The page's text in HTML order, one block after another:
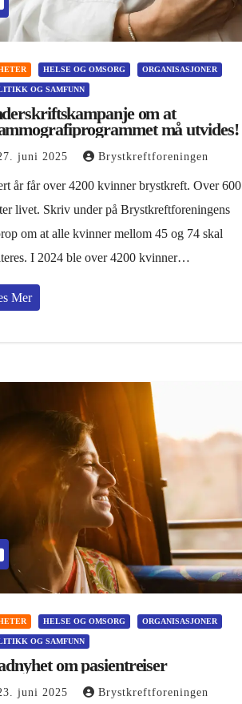
HELSE OG OMSORG ORGANISASJONER
OG SAMFUNN
om at
må utvides!
juni 2025 Brystkreftforeningen
år får over 4200 kvinner brystkreft. Over 600
livet. Skriv under på Brystkreftforeningens
om at alle kvinner mellom 45 og 74 skal
I 2024 ble over 4200 kvinner…
Mer
HELSE OG OMSORG ORGANISASJONER
OG SAMFUNN
om pasientreiser
juni 2025 Brystkreftforeningen